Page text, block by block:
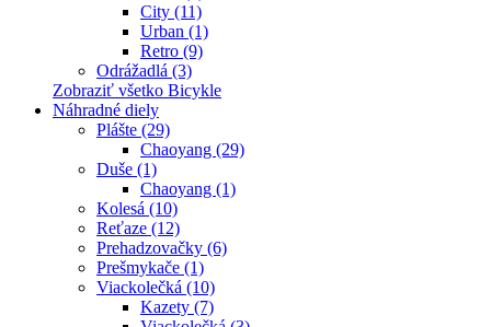
City (11)
Urban (1)
Retro (9)
Odrážadlá (3)
Zobraziť všetko Bicykle
Náhradné diely
Plášte (29)
Chaoyang (29)
Duše (1)
Chaoyang (1)
Kolesá (10)
Reťaze (12)
Prehadzovačky (6)
Prešmykače (1)
Viackolečká (10)
Kazety (7)